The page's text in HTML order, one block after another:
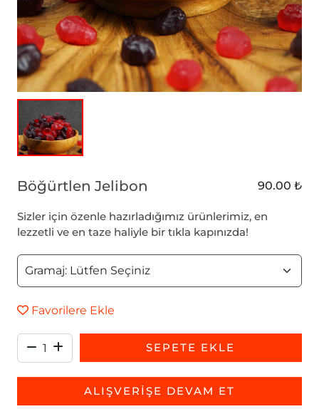
Böğürtlen Jelibon 90.00 ₺
Sizler için özenle hazırladığımız ürünlerimiz, en
lezzetli ve en taze haliyle bir tıkla kapınızda!
Favorilere Ekle
SEPETE EKLE
ALIŞVERİŞE DEVAM ET